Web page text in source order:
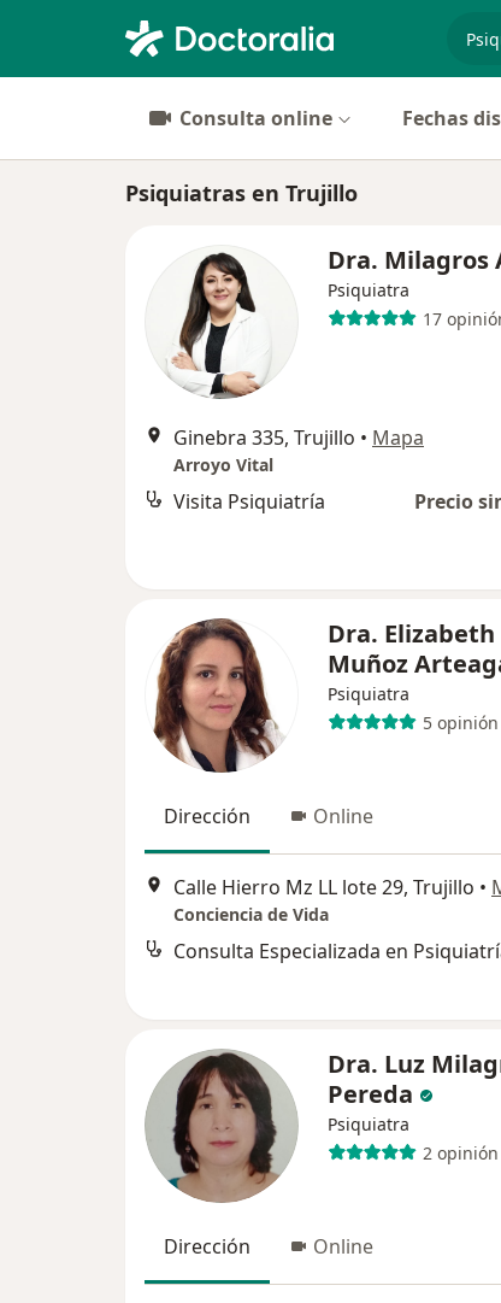
Consulta online Fechas
Psiquiatras en Trujillo
Dra. Milagros
Psiquiatra
17
Ginebra 335, Trujillo • Mapa
Arroyo Vital
Visita Psiquiatría Precio
Dra.
Muñoz
Psiquiatra
5 opinión
Dirección Online
Calle Hierro Mz LL lote 29, Trujillo •
Conciencia de Vida
Consulta Especializada en
Dra. Luz
Pereda
Psiquiatra
2 opinión
Dirección Online